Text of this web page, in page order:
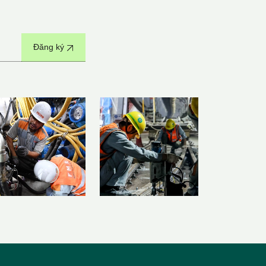
Đăng ký